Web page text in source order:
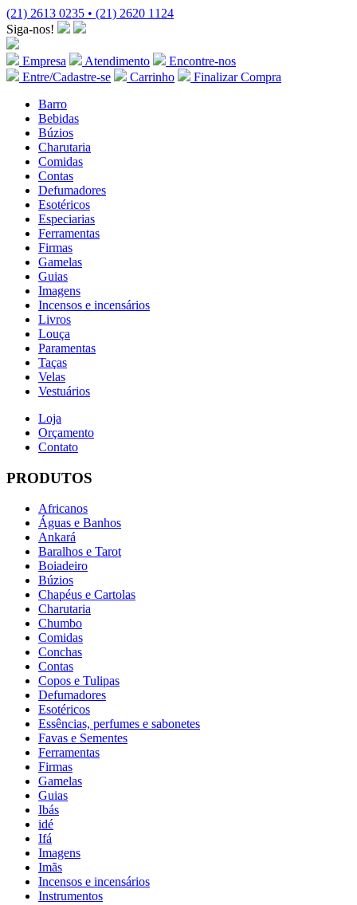
(21) 2613 0235 • (21) 2620 1124
Siga-nos!
Empresa Atendimento
Encontre-nos
Entre/Cadastre-se
Carrinho
Finalizar Compra
Barro
Bebidas
Búzios
Charutaria
Comidas
Contas
Defumadores
Esotéricos
Especiarias
Ferramentas
Firmas
Gamelas
Guias
Imagens
Incensos e incensários
Livros
Louça
Paramentas
Taças
Velas
Vestuários
Loja
Orçamento
Contato
PRODUTOS
Africanos
Águas e Banhos
Ankará
Baralhos e Tarot
Boiadeiro
Búzios
Chapéus e Cartolas
Charutaria
Chumbo
Comidas
Conchas
Contas
Copos e Tulipas
Defumadores
Esotéricos
Essências, perfumes e sabonetes
Favas e Sementes
Ferramentas
Firmas
Gamelas
Guias
Ibás
idé
Ifá
Imagens
Imãs
Incensos e incensários
Instrumentos